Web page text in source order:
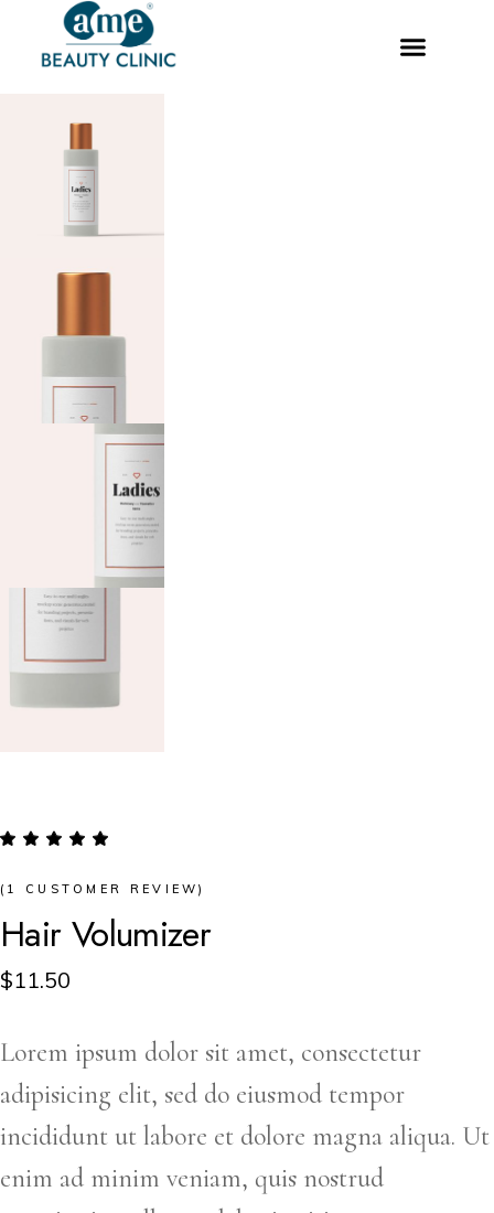
( 1 CUSTOMER REVIEW)
Hair Volumizer
$11.50
Lorem ipsum dolor sit amet, consectetur
adipisicing elit, sed do eiusmod tempor
incididunt ut labore et dolore magna aliqua. Ut
enim ad minim veniam, quis nostrud